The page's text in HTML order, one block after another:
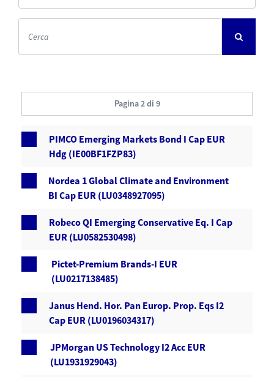
Pagina 2 di 9
PIMCO Emerging Markets Bond I Cap EUR
Hdg (IE00BF1FZP83)
Nordea 1 Global Climate and Environment
BI Cap EUR (LU0348927095)
Robeco QI Emerging Conservative Eq. I Cap
EUR (LU0582530498)
Pictet-Premium Brands-I EUR
(LU0217138485)
Janus Hend. Hor. Pan Europ. Prop. Eqs I2
Cap EUR (LU0196034317)
JPMorgan US Technology I2 Acc EUR
(LU1931929043)